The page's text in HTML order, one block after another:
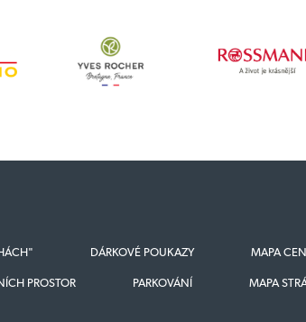
DÁRKOVÉ POUKAZY MAPA
PROSTOR PARKOVÁNÍ MAPA